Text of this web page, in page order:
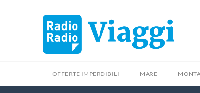
OFFERTE IMPERDIBILI MARE